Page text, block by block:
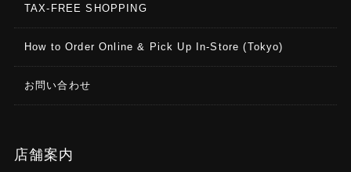
TAX-FREE SHOPPING
How to Order Online & Pick Up In-Store (Tokyo)
お問い合わせ
店舗案内